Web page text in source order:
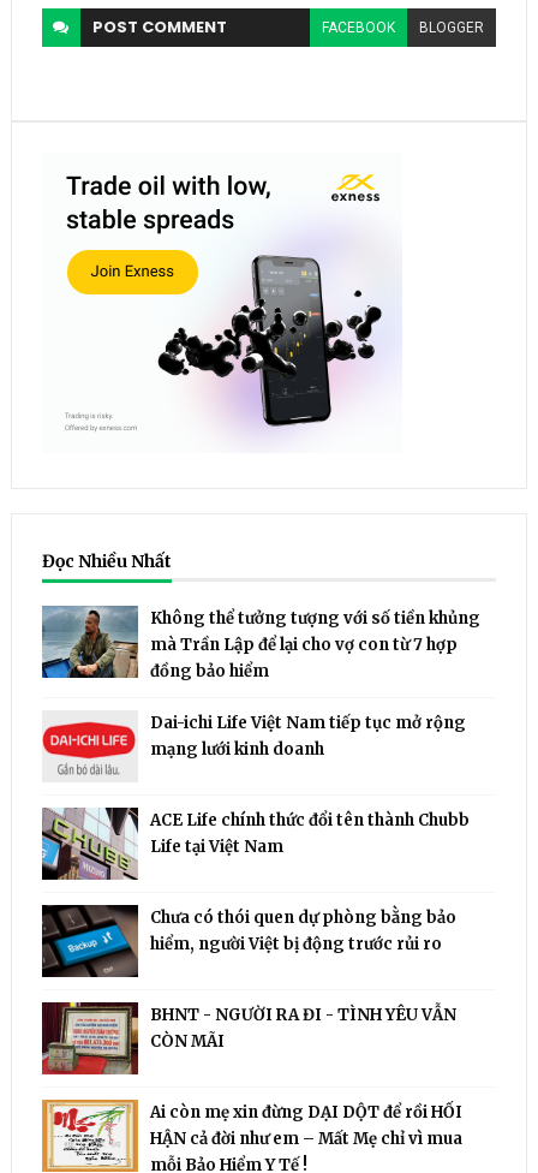
POST COMMENT FACEBOOK BLOGGER
Đọc Nhiều Nhất
Không thể tưởng tượng với số tiền khủng
mà Trần Lập để lại cho vợ con từ 7 hợp
đồng bảo hiểm
Dai-ichi Life Việt Nam tiếp tục mở rộng
mạng lưới kinh doanh
ACE Life chính thức đổi tên thành Chubb
Life tại Việt Nam
Chưa có thói quen dự phòng bằng bảo
hiểm, người Việt bị động trước rủi ro
BHNT - NGƯỜI RA ĐI - TÌNH YÊU VẪN
CÒN MÃI
Ai còn mẹ xin đừng DẠI DỘT để rồi HỐI
HẬN cả đời như em – Mất Mẹ chỉ vì mua
mỗi Bảo Hiểm Y Tế !